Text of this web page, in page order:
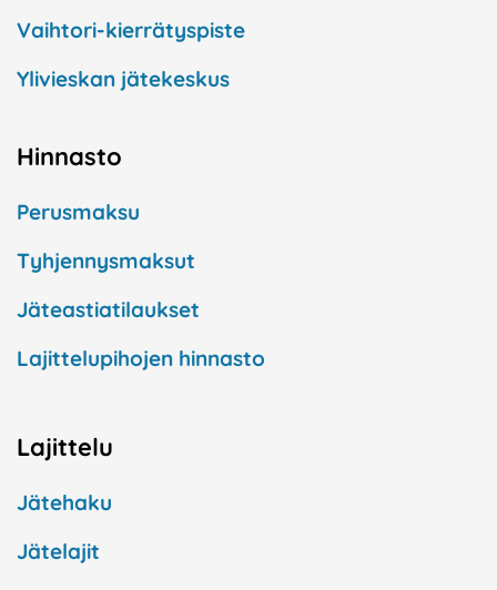
Vaihtori-kierrätyspiste
Ylivieskan jätekeskus
Hinnasto
Perusmaksu
Tyhjennysmaksut
Jäteastiatilaukset
Lajittelupihojen hinnasto
Lajittelu
Jätehaku
Jätelajit